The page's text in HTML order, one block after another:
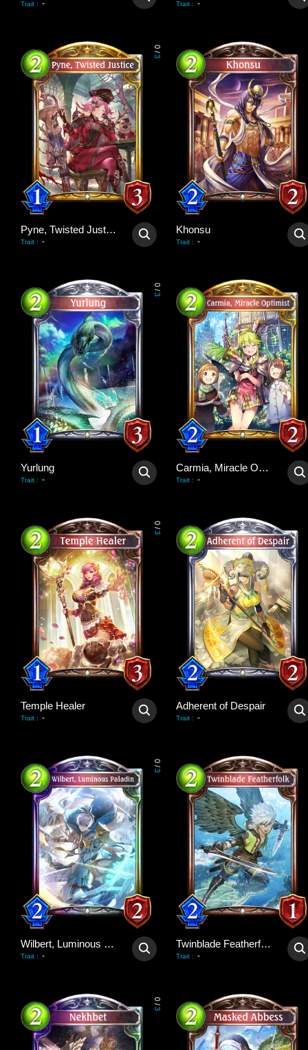
Trait : - Trait : -
0
/
3
Pyne, Twisted Justice
Trait : -
Khonsu
Trait : -
0
/
3
Yurlung
Trait : -
Carmia, Miracle Optimist
Trait : -
0
/
3
Temple Healer
Trait : -
Adherent of Despair
Trait : -
0
/
3
Wilbert, Luminous Paladin
Trait : -
Twinblade Featherfolk
Trait : -
0
/
3